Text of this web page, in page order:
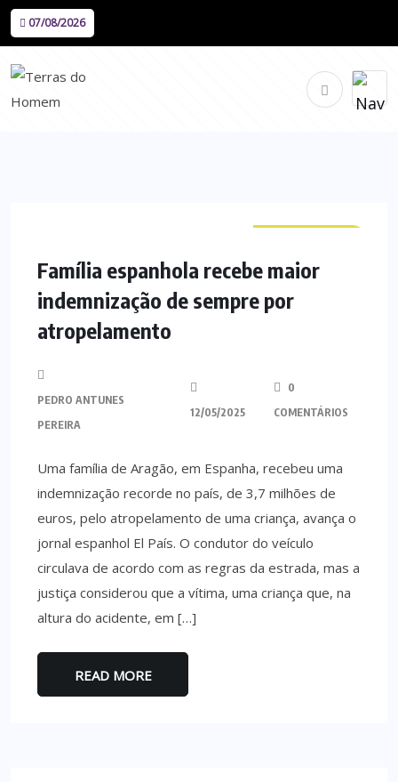
07/08/2026
Família espanhola recebe maior
indemnização de sempre por
atropelamento
PEDRO ANTUNES
PEREIRA
12/05/2025
0
COMENTÁRIOS
Uma família de Aragão, em Espanha, recebeu uma
indemnização recorde no país, de 3,7 milhões de
euros, pelo atropelamento de uma criança, avança o
jornal espanhol El País. O condutor do veículo
circulava de acordo com as regras da estrada, mas a
justiça considerou que a vítima, uma criança que, na
altura do acidente, em […]
READ MORE